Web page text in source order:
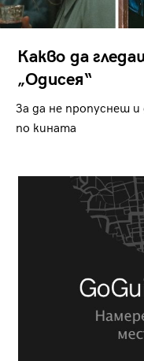
Какво да
„Одисея“
За да не пропуснеш и
по кината